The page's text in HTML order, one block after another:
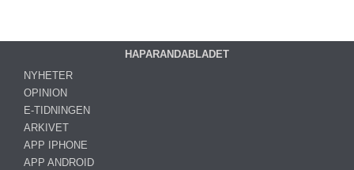
HAPARANDABLADET
NYHETER
OPINION
E-TIDNINGEN
ARKIVET
APP IPHONE
APP ANDROID